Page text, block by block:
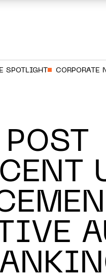
SPOTLIGHT CORPORATE